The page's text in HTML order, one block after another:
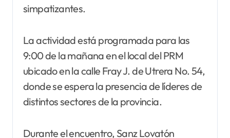
simpatizantes.
La actividad está programada para las
9:00 de la mañana en el local del PRM
ubicado en la calle Fray J. de Utrera No. 54,
donde se espera la presencia de líderes de
distintos sectores de la provincia.
Durante el encuentro, Sanz Lovatón